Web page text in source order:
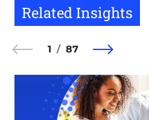
Related Insights
1 87